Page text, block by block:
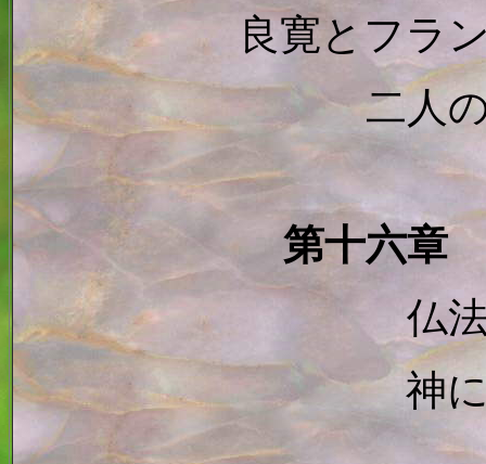
良寛とフラ
二人
第十六章
仏
神